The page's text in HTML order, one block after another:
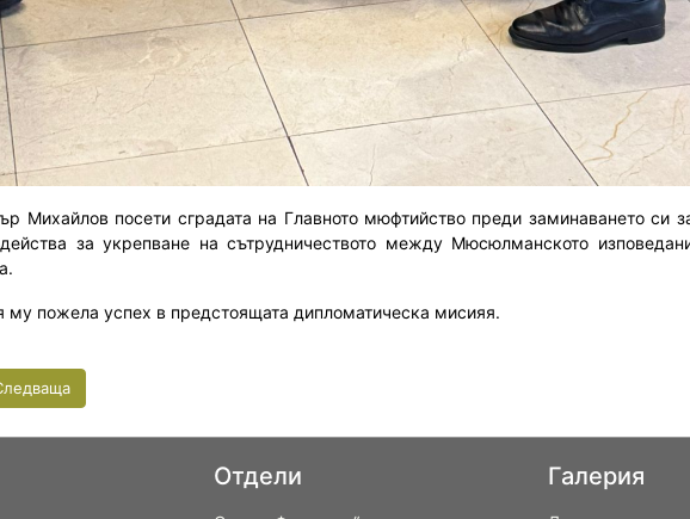
Михайлов посети сградата на Главното мюфтийство преди заминаването си
за укрепване на сътрудничеството между Мюсюлманското
му пожела успех в предстоящата дипломатическа мисияя.
Отдели Галерия